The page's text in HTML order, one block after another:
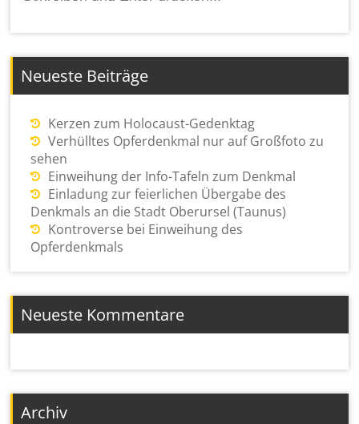
Neueste Beiträge
Kerzen zum Holocaust-Gedenktag
Verhülltes Opferdenkmal nur auf Großfoto zu
sehen
Einweihung der Info-Tafeln zum Denkmal
Einladung zur feierlichen Übergabe des
Denkmals an die Stadt Oberursel (Taunus)
Kontroverse bei Einweihung des
Opferdenkmals
Neueste Kommentare
Archiv